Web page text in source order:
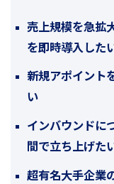
売上規模を急拡
を即時導入した
新規アポイント
い
インバウンドに
間で立ち上げた
超有名大手企業